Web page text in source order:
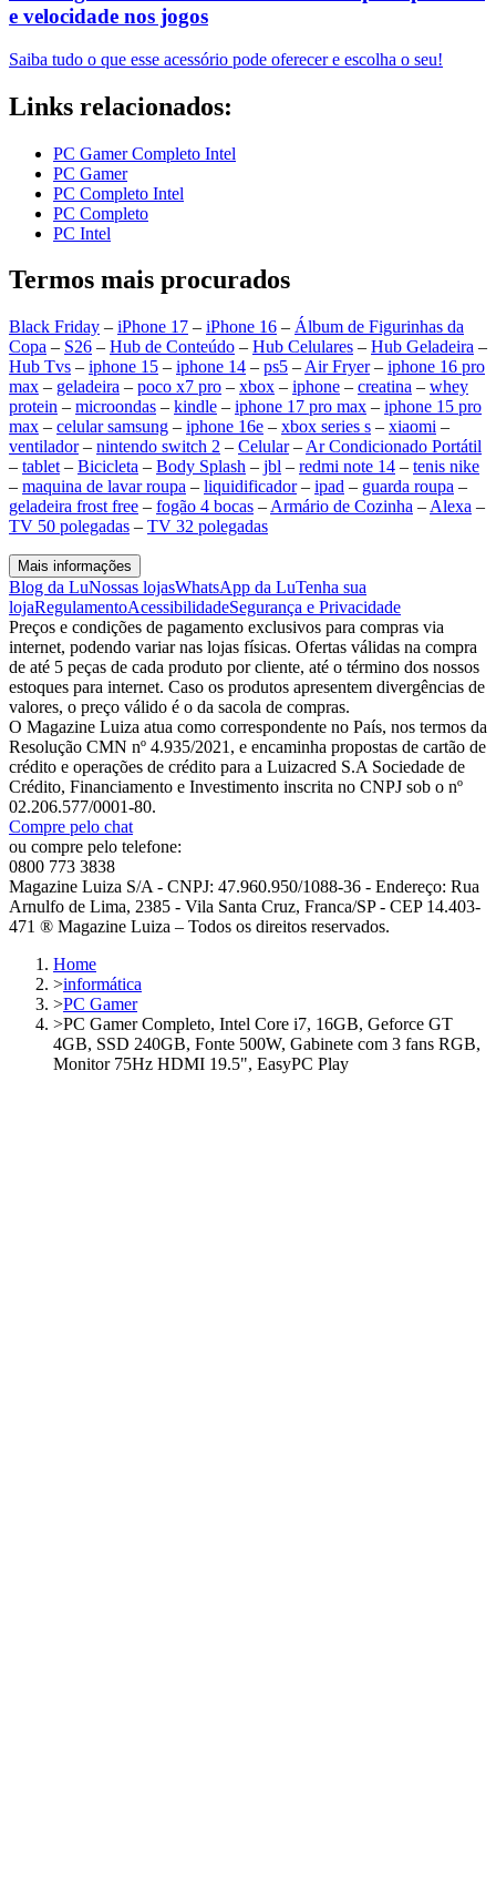
e velocidade nos jogos
Saiba tudo o que esse acessório pode oferecer e escolha o seu!
Links relacionados:
PC Gamer Completo Intel
PC Gamer
PC Completo Intel
PC Completo
PC Intel
Termos mais procurados
Black Friday – iPhone 17 – iPhone 16 – Álbum de Figurinhas da
Copa – S26 – Hub de Conteúdo – Hub Celulares – Hub Geladeira –
Hub Tvs – iphone 15 – iphone 14 – ps5 – Air Fryer– iphone 16 pro
max – geladeira – poco x7 pro – xbox – iphone – creatina – whey
protein – microondas – kindle – iphone 17 pro max – iphone 15 pro
max – celular samsung – iphone 16e – xbox series s – xiaomi –
ventilador– nintendo switch 2 – Celular– Ar Condicionado Portátil
– tablet – Bicicleta – Body Splash – jbl – redmi note 14 – tenis nike
– maquina de lavar roupa – liquidificador– ipad – guarda roupa –
geladeira frost free – fogão 4 bocas – Armário de Cozinha – Alexa –
TV 50 polegadas – TV 32 polegadas
Mais informações
Blog da LuNossas lojasWhatsApp da LuTenha sua
lojaRegulamentoAcessibilidadeSegurança e Privacidade
Preços e condições de pagamento exclusivos para compras via
internet, podendo variar nas lojas físicas. Ofertas válidas na compra
de até 5 peças de cada produto por cliente, até o término dos nossos
estoques para internet. Caso os produtos apresentem divergências de
valores, o preço válido é o da sacola de compras.
O Magazine Luiza atua como correspondente no País, nos termos da
Resolução CMN nº 4.935/2021, e encaminha propostas de cartão de
crédito e operações de crédito para a Luizacred S.A Sociedade de
Crédito, Financiamento e Investimento inscrita no CNPJ sob o nº
02.206.577/0001-80.
Compre pelo chat
ou compre pelo telefone:
0800 773 3838
Magazine Luiza S/A - CNPJ: 47.960.950/1088-36 - Endereço: Rua
Arnulfo de Lima, 2385 - Vila Santa Cruz, Franca/SP - CEP 14.403-
471 ® Magazine Luiza – Todos os direitos reservados.
Home
>informática
>PC Gamer
>PC Gamer Completo, Intel Core i7, 16GB, Geforce GT
4GB, SSD 240GB, Fonte 500W, Gabinete com 3 fans RGB,
Monitor 75Hz HDMI 19.5", EasyPC Play